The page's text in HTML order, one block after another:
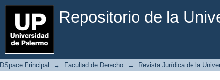
Repositorio de la
Filtrar por: Materia
DSpace Principal → Facultad de Derecho → Revista Jurídica de la